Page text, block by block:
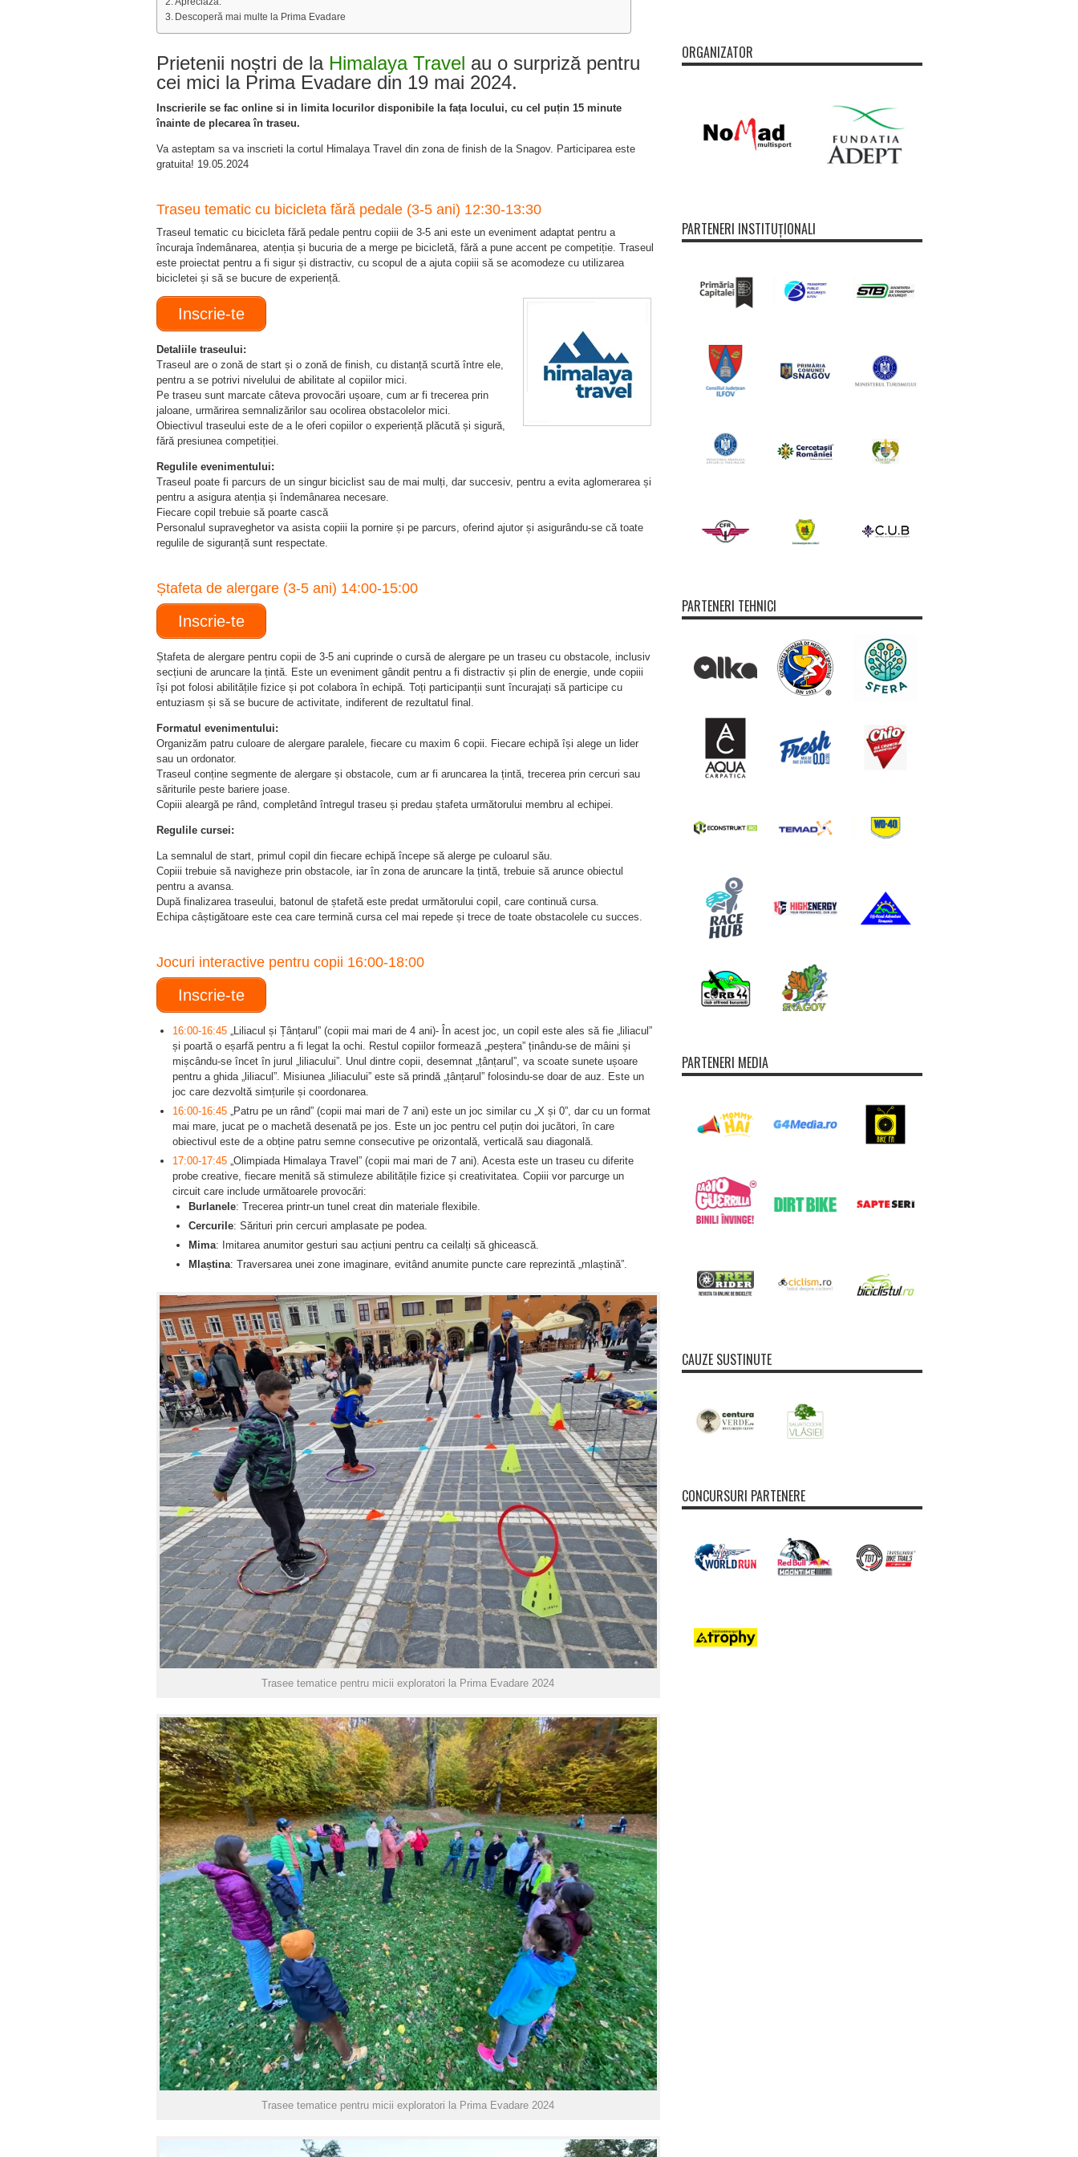
Descoperă mai multe la Prima Evadare
Prietenii noștri de la Himalaya Travel au o surpriză pentru
cei mici la Prima Evadare din 19 mai 2024.
Inscrierile se fac online si in limita locurilor disponibile la fața locului, cu cel puțin 15 minute
înainte de plecarea în traseu.
Va asteptam sa va inscrieti la cortul Himalaya Travel din zona de finish de la Snagov. Participarea este
gratuita! 19.05.2024
Traseu tematic cu bicicleta fără pedale (3-5 ani) 12:30-13:30
Traseul tematic cu bicicleta fără pedale pentru copiii de 3-5 ani este un eveniment adaptat pentru a
încuraja îndemânarea, atenția și bucuria de a merge pe bicicletă, fără a pune accent pe competiție. Traseul
este proiectat pentru a fi sigur și distractiv, cu scopul de a ajuta copiii să se acomodeze cu utilizarea
bicicletei și să se bucure de experiență.
Inscrie-te
Detaliile traseului:
Traseul are o zonă de start și o zonă de finish, cu distanță scurtă între ele,
pentru a se potrivi nivelului de abilitate al copiilor mici.
Pe traseu sunt marcate câteva provocări ușoare, cum ar fi trecerea prin
jaloane, urmărirea semnalizărilor sau ocolirea obstacolelor mici.
Obiectivul traseului este de a le oferi copiilor o experiență plăcută și sigură,
fără presiunea competiției.
Regulile evenimentului:
Traseul poate fi parcurs de un singur biciclist sau de mai mulți, dar succesiv, pentru a evita aglomerarea și
pentru a asigura atenția și îndemânarea necesare.
Fiecare copil trebuie să poarte cască
Personalul supraveghetor va asista copiii la pornire și pe parcurs, oferind ajutor și asigurându-se că toate
regulile de siguranță sunt respectate.
Ștafeta de alergare (3-5 ani) 14:00-15:00
Inscrie-te
Ștafeta de alergare pentru copii de 3-5 ani cuprinde o cursă de alergare pe un traseu cu obstacole, inclusiv
secțiuni de aruncare la țintă. Este un eveniment gândit pentru a fi distractiv și plin de energie, unde copiii
își pot folosi abilitățile fizice și pot colabora în echipă. Toți participanții sunt încurajați să participe cu
entuziasm și să se bucure de activitate, indiferent de rezultatul final.
Formatul evenimentului:
Organizăm patru culoare de alergare paralele, fiecare cu maxim 6 copii. Fiecare echipă își alege un lider
sau un ordonator.
Traseul conține segmente de alergare și obstacole, cum ar fi aruncarea la țintă, trecerea prin cercuri sau
săriturile peste bariere joase.
Copiii aleargă pe rând, completând întregul traseu și predau ștafeta următorului membru al echipei.
Regulile cursei:
La semnalul de start, primul copil din fiecare echipă începe să alerge pe culoarul său.
Copiii trebuie să navigheze prin obstacole, iar în zona de aruncare la țintă, trebuie să arunce obiectul
pentru a avansa.
După finalizarea traseului, batonul de ștafetă este predat următorului copil, care continuă cursa.
Echipa câștigătoare este cea care termină cursa cel mai repede și trece de toate obstacolele cu succes.
Jocuri interactive pentru copii 16:00-18:00
Inscrie-te
16:00-16:45„Liliacul și Țânțarul” (copii mai mari de 4 ani)- În acest joc, un copil este ales să fie „liliacul”
și poartă o eșarfă pentru a fi legat la ochi. Restul copiilor formează „peștera” ținându-se de mâini și
mișcându-se încet în jurul „liliacului”. Unul dintre copii, desemnat „țânțarul”, va scoate sunete ușoare
pentru a ghida „liliacul”. Misiunea „liliacului” este să prindă „țânțarul” folosindu-se doar de auz. Este un
joc care dezvoltă simțurile și coordonarea.
16:00-16:45„Patru pe un rând” (copii mai mari de 7 ani) este un joc similar cu „X și 0”, dar cu un format
mai mare, jucat pe o machetă desenată pe jos. Este un joc pentru cel puțin doi jucători, în care
obiectivul este de a obține patru semne consecutive pe orizontală, verticală sau diagonală.
17:00-17:45„Olimpiada Himalaya Travel” (copii mai mari de 7 ani). Acesta este un traseu cu diferite
probe creative, fiecare menită să stimuleze abilitățile fizice și creativitatea. Copiii vor parcurge un
circuit care include următoarele provocări:
Burlanele: Trecerea printr-un tunel creat din materiale flexibile.
Cercurile: Sărituri prin cercuri amplasate pe podea.
Mima: Imitarea anumitor gesturi sau acțiuni pentru ca ceilalți să ghicească.
Mlaștina: Traversarea unei zone imaginare, evitând anumite puncte care reprezintă „mlaștină”.
Trasee tematice pentru micii exploratori la Prima Evadare 2024
Trasee tematice pentru micii exploratori la Prima Evadare 2024
ORGANIZATOR
PARTENERI INSTITUȚIONALI
PARTENERI TEHNICI
PARTENERI MEDIA
CAUZE SUSTINUTE
CONCURSURI PARTENERE